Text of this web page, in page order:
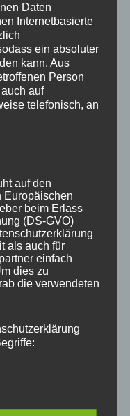
Daten
Internetbasierte
ein absoluter
kann. Aus
Person
auf
telefonisch, an
auf den
Europäischen
beim Erlass
(DS-GVO)
als auch für
einfach
dies zu
die verwendeten